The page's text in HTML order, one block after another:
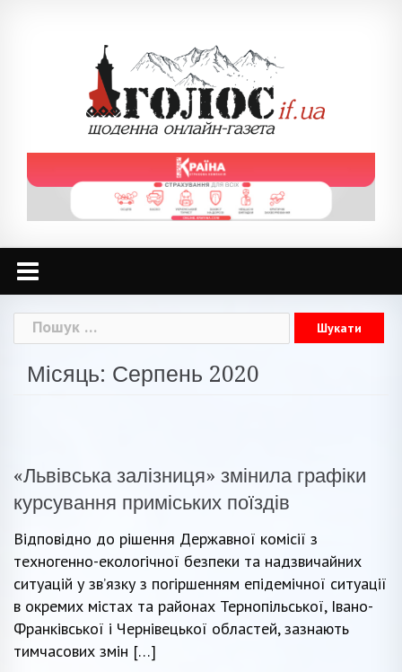
Пошук:
Місяць: Серпень 2020
«Львівська залізниця» змінила графіки
курсування приміських поїздів
Відповідно до рішення Державної комісії з
техногенно-екологічної безпеки та надзвичайних
ситуацій у зв’язку з погіршенням епідемічної ситуації
в окремих містах та районах Тернопільської, Івано-
Франківської і Чернівецької областей, зазнають
тимчасових змін […]